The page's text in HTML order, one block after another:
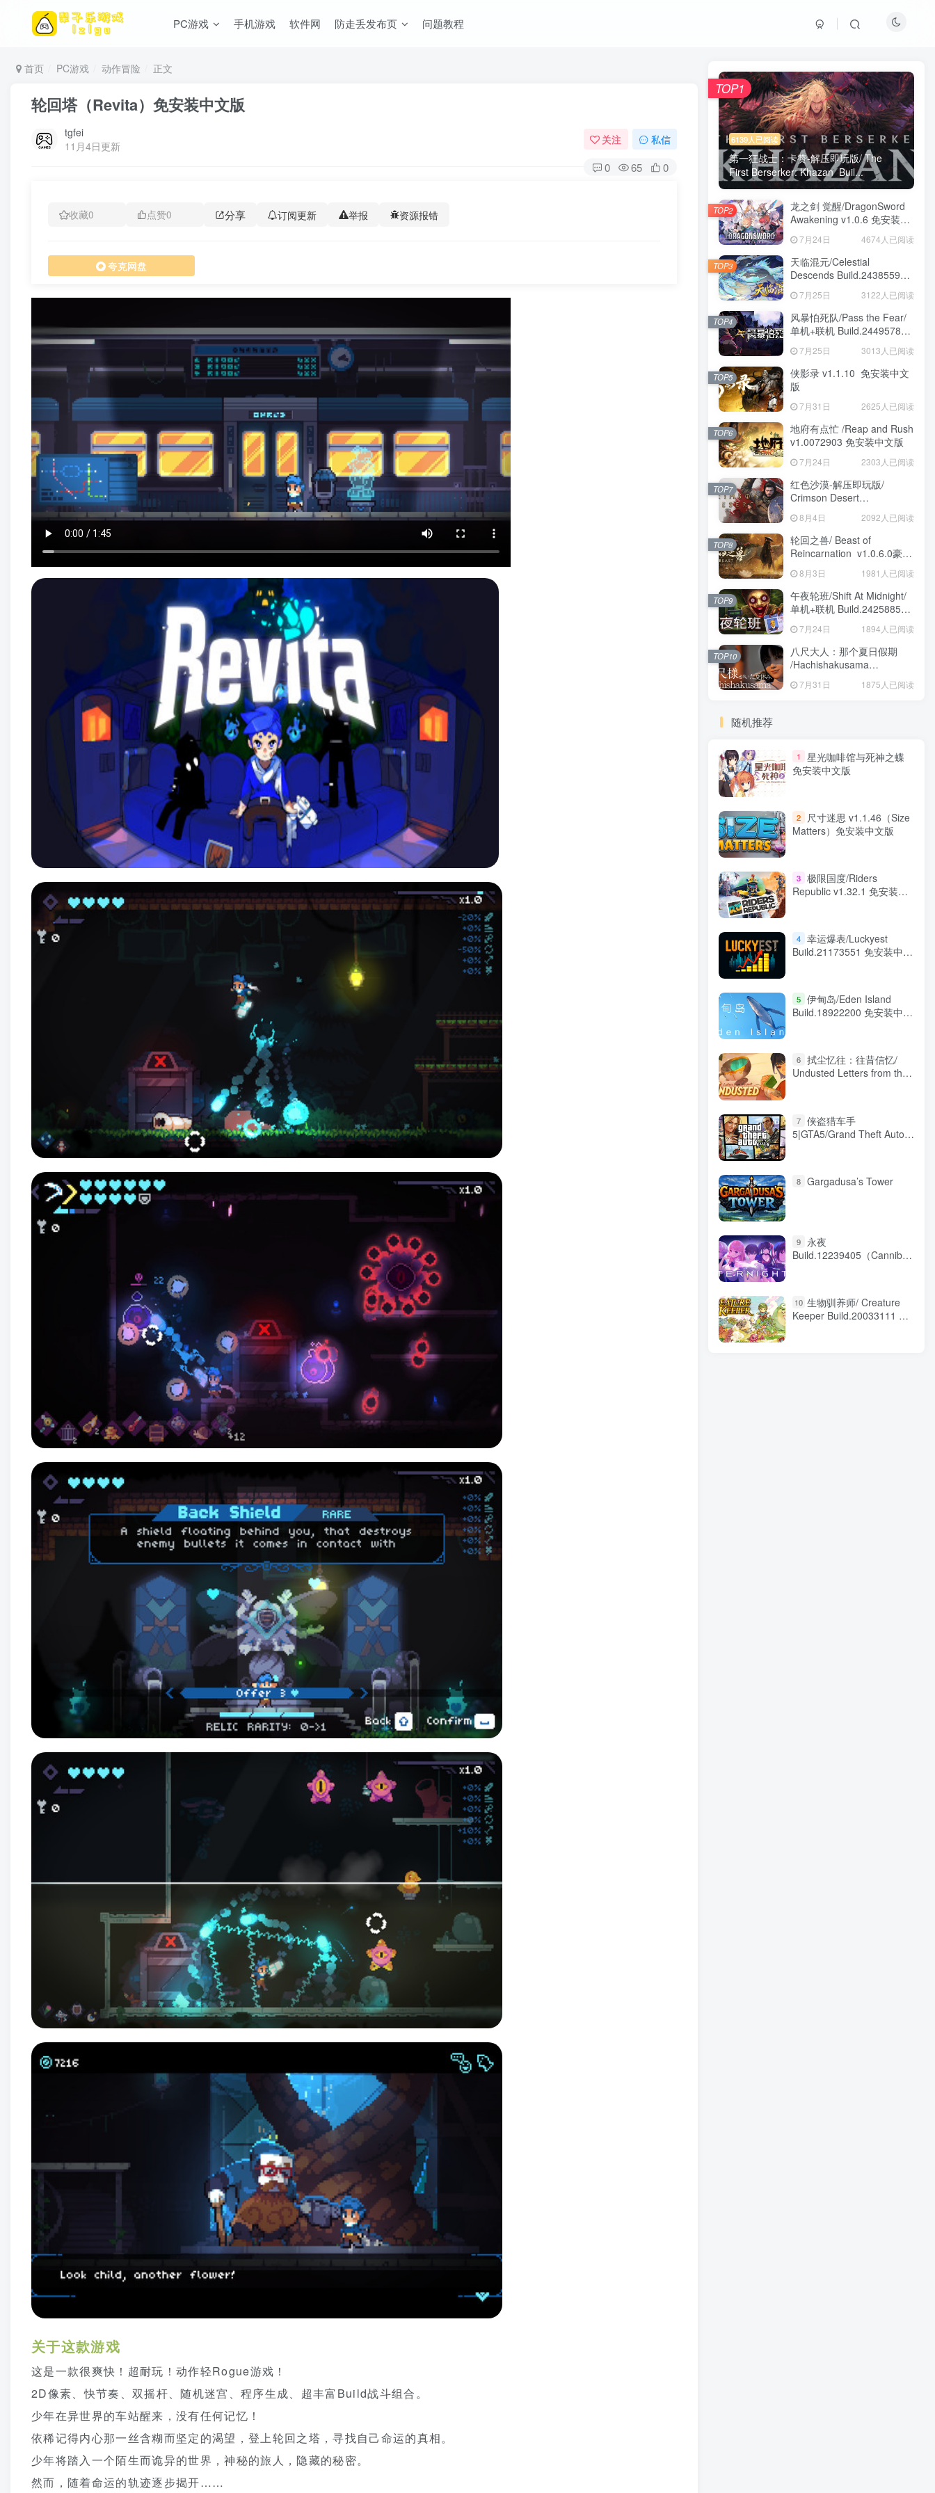
PC游戏 手机游戏 软件网 防走丢发布页 问题教程
首页 PC游戏 动作冒险 正文
轮回塔（Revita）免安装中文版
tgfei
11月4日更新
关注 私信
0 65 0
收藏0 点赞0 分享 订阅更新 举报 资源报错
夸克网盘
关于这款游戏
这是一款很爽快！超耐玩！动作轻Rogue游戏！
2D像素、快节奏、双摇杆、随机迷宫、程序生成、超丰富Build战斗组合。
少年在异世界的车站醒来，没有任何记忆！
依稀记得内心那一丝含糊而坚定的渴望，登上轮回之塔，寻找自己命运的真相。
少年将踏入一个陌生而诡异的世界，神秘的旅人，隐藏的秘密。
然而，随着命运的轨迹逐步揭开……
6139人已阅读
第一狂战士：卡赞-解压即玩版/ The
First Berserker: Khazan Buil...
TOP1
龙之剑 觉醒/DragonSword
Awakening v1.0.6 免安装中
7月24日 4674人已阅读
TOP2
天临混元/Celestial
Descends Build.24385591
7月25日 3122人已阅读
TOP3
风暴怕死队/Pass the Fear/
单机+联机 Build.24495782
7月25日 3013人已阅读
TOP4
侠影录 v1.1.10 免安装中文
版
7月31日 2625人已阅读
TOP5
地府有点忙 /Reap and Rush
v1.0072903 免安装中文版
7月24日 2303人已阅读
TOP6
红色沙漠-解压即玩版/
Crimson Desert
HYPERVISOR v1.14.00 免
安装中文版
8月4日 2092人已阅读
TOP7
轮回之兽/ Beast of
Reincarnation v1.0.6.0豪华
8月3日 1981人已阅读
TOP8
午夜轮班/Shift At Midnight/
单机+联机 Build.24258857
免安装中文版
7月24日 1894人已阅读
TOP9
八尺大人：那个夏日假期
/Hachishakusama
Build.24462853 免安装中文
版7月31日 1875人已阅读
TOP10
随机推荐
1
星光咖啡馆与死神之蝶
免安装中文版
2
尺寸迷思 v1.1.46（Size
Matters）免安装中文版
3 极限国度/Riders
Republic v1.32.1 免安装中
4 幸运爆表/Luckyest
Build.21173551 免安装中文
5 伊甸岛/Eden Island
Build.18922200 免安装中文
6 拭尘忆往：往昔信忆/
Undusted Letters from the
7 侠盗猎车手
5|GTA5/Grand Theft Auto V
8 Gargadusa’s Tower
9
永夜
Build.12239405（Cannibal
10 生物驯养师/ Creature
Keeper Build.20033111 免